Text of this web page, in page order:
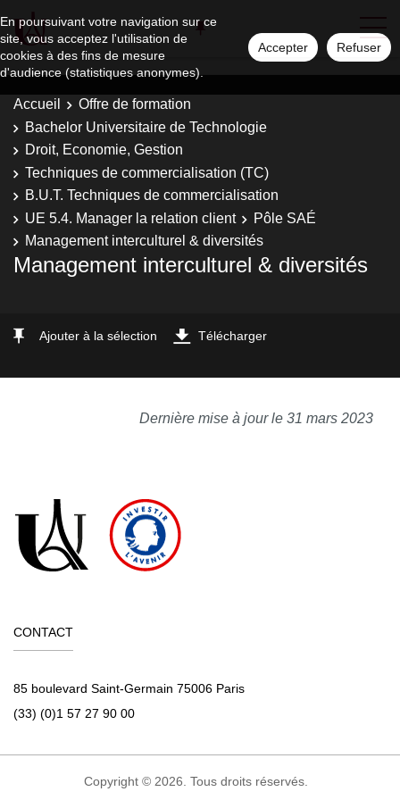
En poursuivant votre navigation sur ce
site, vous acceptez l'utilisation de
cookies à des fins de mesure
d'audience (statistiques anonymes).
Accepter Refuser
Accueil
Offre de formation
Bachelor Universitaire de Technologie
Droit, Economie, Gestion
Techniques de commercialisation (TC)
B.U.T. Techniques de commercialisation
UE 5.4. Manager la relation client
Pôle SAÉ
Management interculturel & diversités
Management interculturel & diversités
Ajouter à la sélection Télécharger
Dernière mise à jour le 31 mars 2023
CONTACT
85 boulevard Saint-Germain 75006 Paris
(33) (0)1 57 27 90 00
Copyright © 2026. Tous droits réservés.